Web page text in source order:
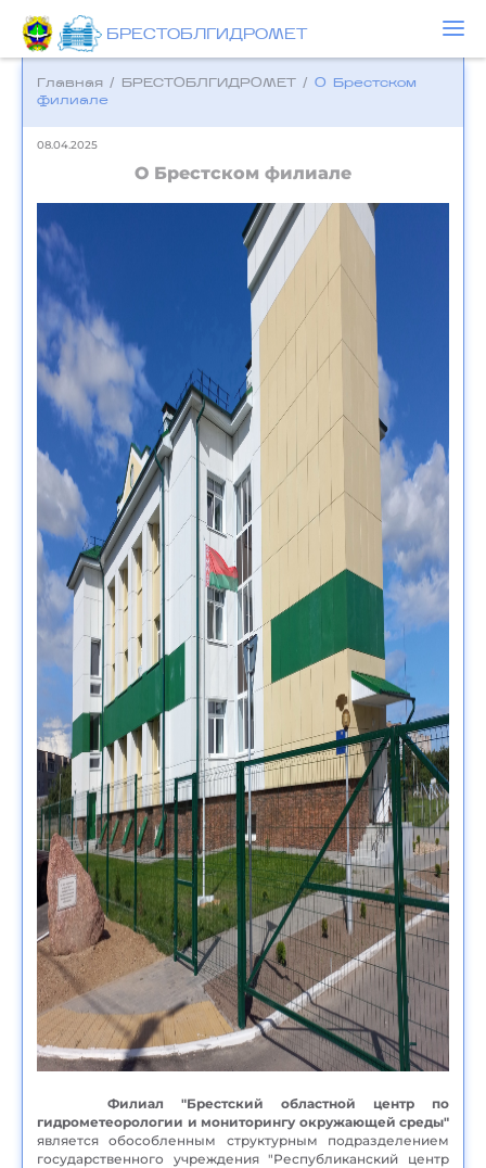
БРЕСТОБЛГИДРОМЕТ
Главная / БРЕСТОБЛГИДРОМЕТ / О Брестском
филиале
08.04.2025
О Брестском филиале
Филиал "Брестский областной центр по
гидрометеорологии и мониторингу окружающей среды"
является обособленным структурным подразделением
государственного учреждения "Республиканский центр